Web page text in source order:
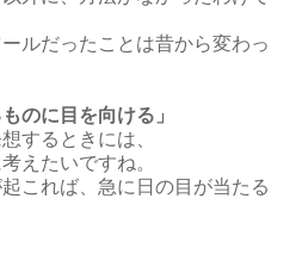
ルだったことは昔から変わっ
のに目を向ける」
するときには、
えたいですね。
これば、急に日の目が当たる